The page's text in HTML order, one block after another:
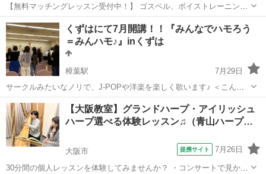
【無料マッチングレッスン受付中！】 ゴスペル、ボイストレーニング
指導歴10年の講師がカッコよくハモるコツをお教えします♪ ハモるの
が大好きなサークルやグループへの出張レッスンを提供中。 大阪、京
都、奈良など出張...
大阪 枚方市 ボーカル email
くずはにて7月開講！！『みんなでハモろう
＝みんハモ♪』inくずは
樟葉駅
7月29日
サークルみたいなノリで、J-POPや洋楽を楽しく歌います♪ ＜こんな
お困りごとは無いですか？＞ ・日々の雑事に追われてストレスMAX
・歌うのは好きだけど合唱曲を歌いたい訳ではない ・友達とカラオケ
行っても自信が無い...
大阪 枚方市 樟葉駅 ボーカル
【大阪教室】グランドハープ・アイリッシュ
ハープ選べる体験レッスン♫（青山ハープ…
大阪市 提携サイト 7月26日
30分間の個人レッスンを体験してみませんか？ ・コンサートで見かけ